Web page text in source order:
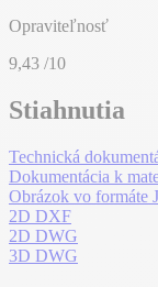
Opraviteľnosť
9,43 /10
Stiahnutia
Technická
Dokumentácia k
Obrázok vo formáte
2D DXF
2D DWG
3D DWG